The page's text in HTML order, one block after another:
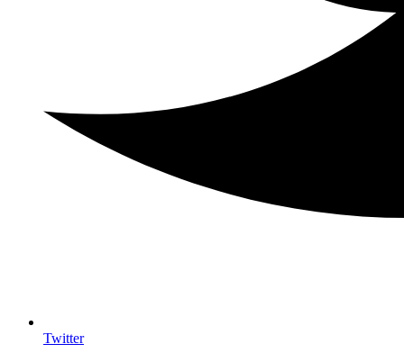
Twitter